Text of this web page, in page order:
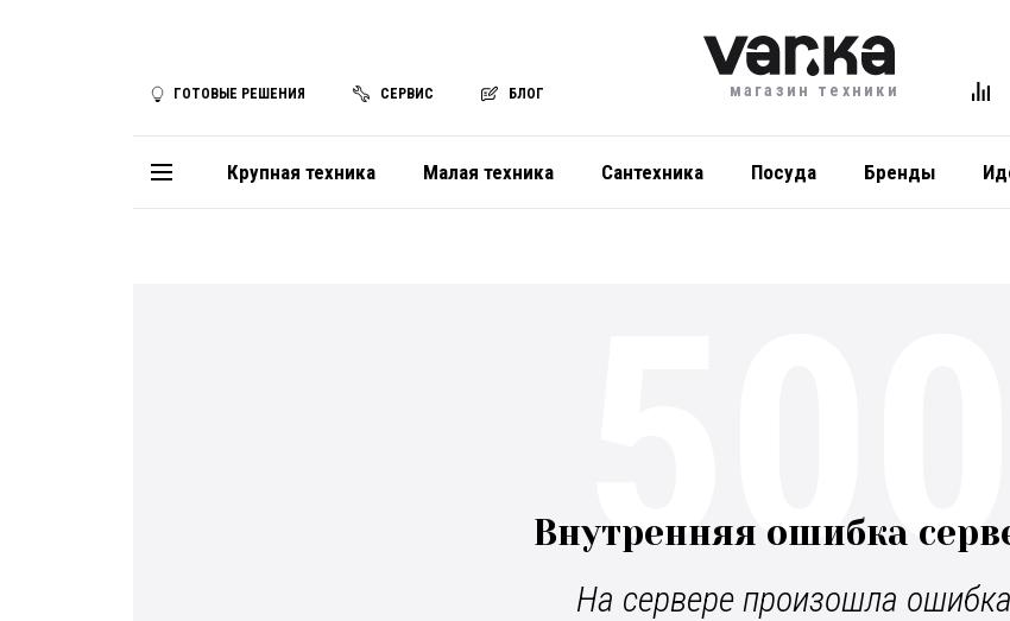
ГОТОВЫЕ РЕШЕНИЯ СЕРВИС БЛОГ магазин техники
Крупная техника Малая техника Сантехника Посуда Бренды
Внутренняя ошибка
На сервере произошла